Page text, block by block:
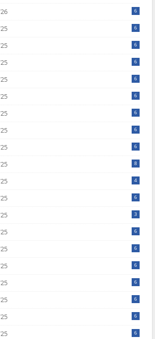
6
6
6
6
6
6
6
6
6
8
4
6
3
6
6
6
6
6
6
6